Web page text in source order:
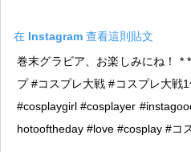
在 Instagram 查看這則貼文
巻末グラビア、お楽しみにね！ *
プ #コスプレ大戦 #コスプレ大戦
#cosplaygirl #cosplayer
hotooftheday #love #cosplay #コ